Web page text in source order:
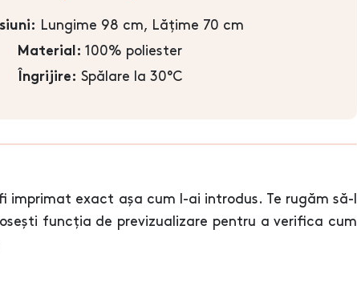
Lungime 98 cm, Lățime 70 cm
Material: 100% poliester
Îngrijire: Spălare la 30°C
imprimat exact așa cum l-ai introdus. Te rugăm să-l
funcția de previzualizare pentru a verifica cum